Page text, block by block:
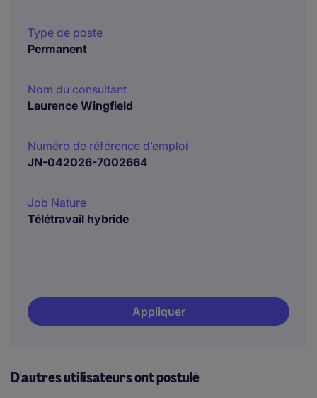
Type de poste
Permanent
Nom du consultant
Laurence Wingfield
Numéro de référence d’emploi
JN-042026-7002664
Job Nature
Télétravail hybride
Appliquer
D'autres utilisateurs ont postulé